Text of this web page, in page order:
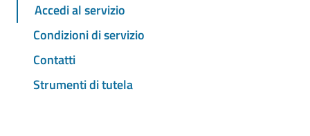
Accedi al servizio
Condizioni di servizio
Contatti
Strumenti di tutela